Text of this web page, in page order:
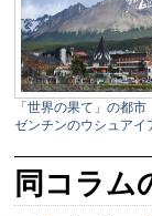
同コラム